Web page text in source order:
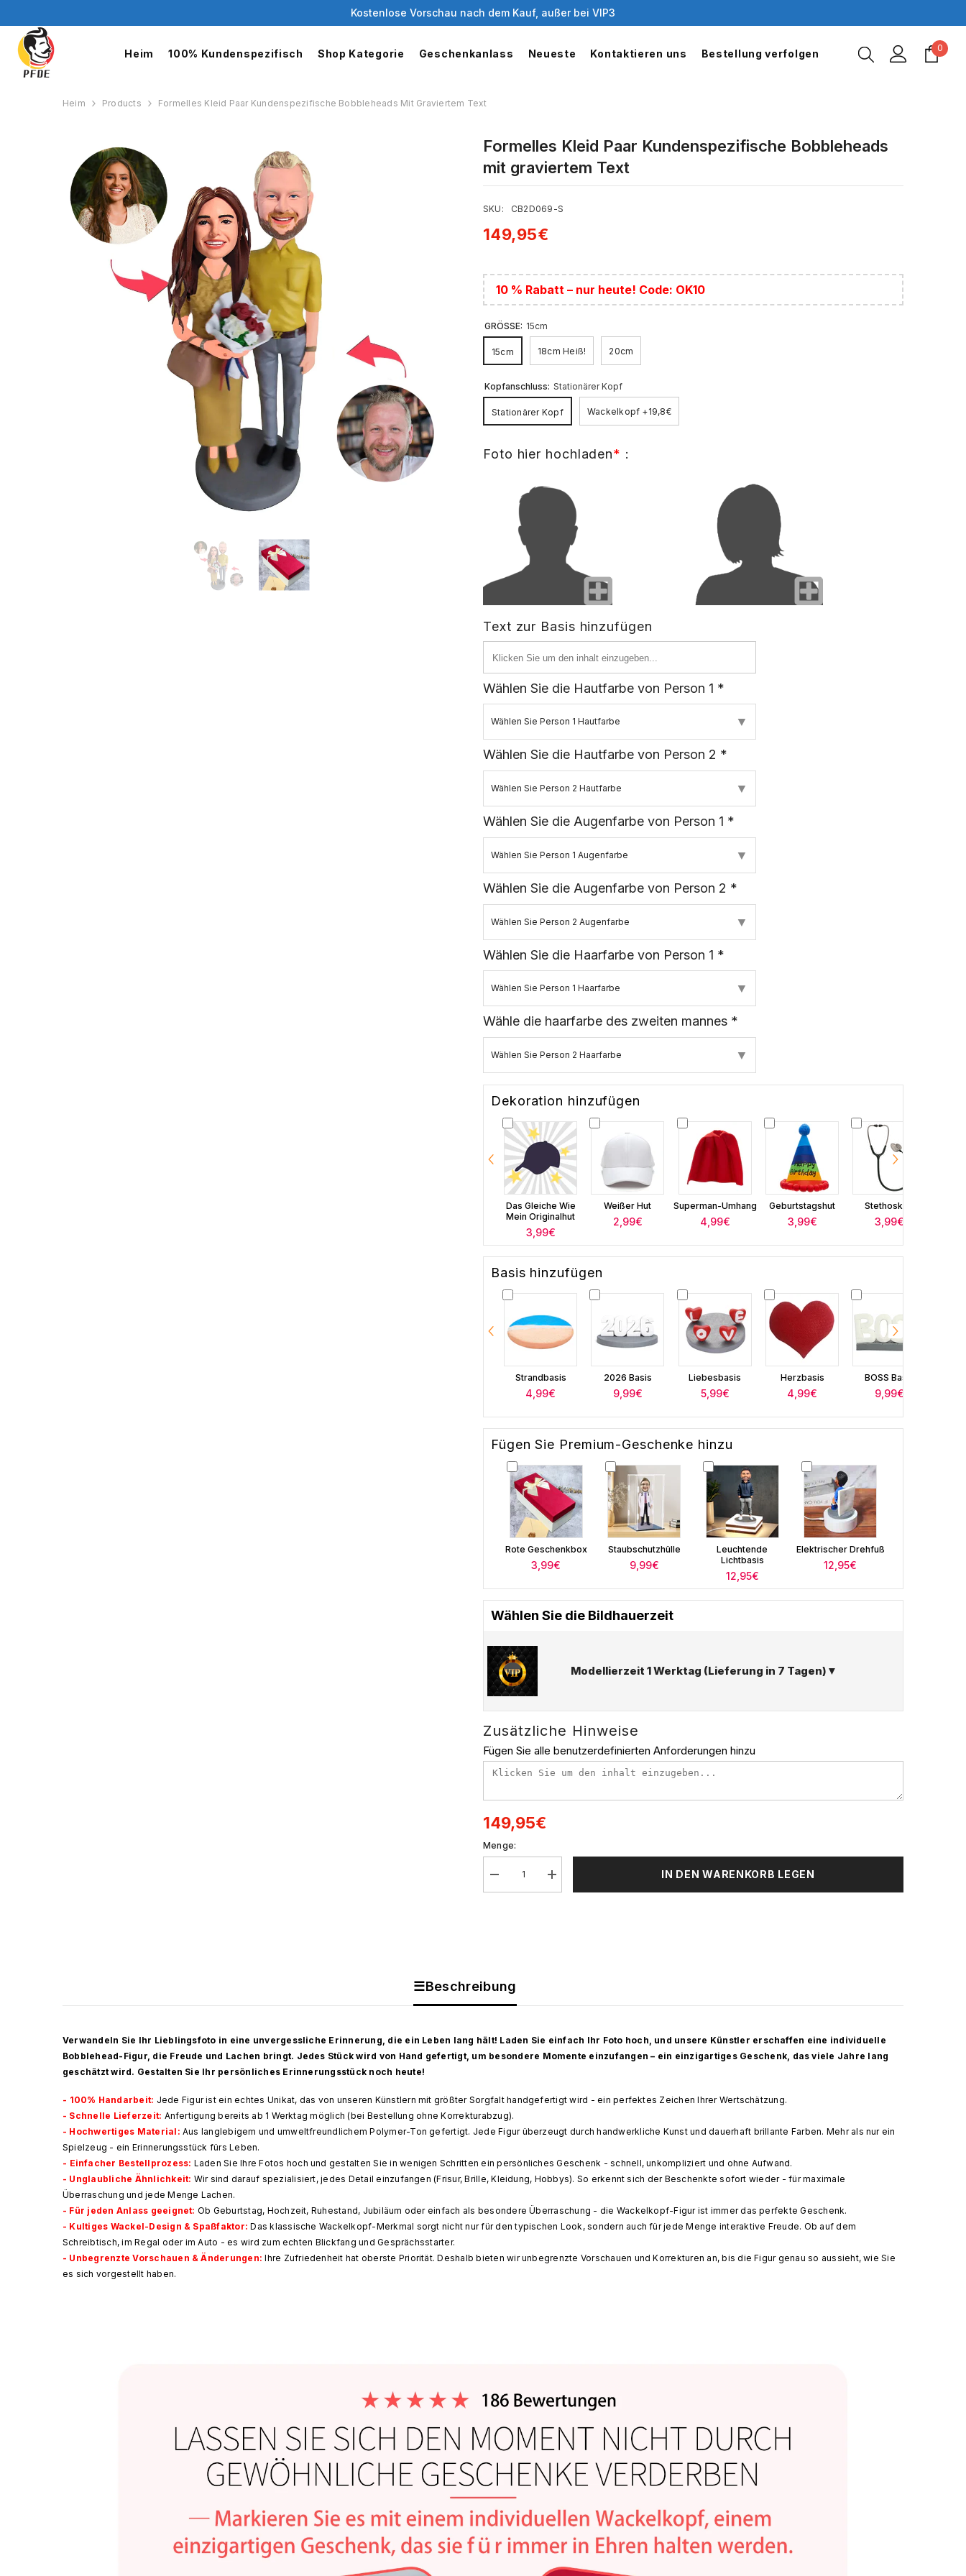
Kostenlose Vorschau nach dem Kauf, außer bei VIP3
Heim 100% Kundenspezifisch Shop Kategorie Geschenkanlass Neueste Kontaktieren uns Bestellung verfolgen 00
Heim Products Formelles Kleid Paar Kundenspezifische Bobbleheads Mit Graviertem Text
Formelles Kleid Paar Kundenspezifische Bobbleheads
mit graviertem Text
SKU: CB2D069-S
149,95€
10 % Rabatt – nur heute! Code: OK10
GRÖSSE: 15cm
15cm 18cm Heiß! 20cm
Kopfanschluss: Stationärer Kopf
Stationärer Kopf Wackelkopf +19,8€
Foto hier hochladen* :
Text zur Basis hinzufügen
Wählen Sie die Hautfarbe von Person 1 *
Wählen Sie Person 1 Hautfarbe ▼
Wählen Sie die Hautfarbe von Person 2 *
Wählen Sie Person 2 Hautfarbe ▼
Wählen Sie die Augenfarbe von Person 1 *
Wählen Sie Person 1 Augenfarbe ▼
Wählen Sie die Augenfarbe von Person 2 *
Wählen Sie Person 2 Augenfarbe ▼
Wählen Sie die Haarfarbe von Person 1 *
Wählen Sie Person 1 Haarfarbe ▼
Wähle die haarfarbe des zweiten mannes *
Wählen Sie Person 2 Haarfarbe ▼
Dekoration hinzufügen
Das Gleiche Wie
Mein Originalhut
3,99€
Weißer Hut
2,99€
Superman-Umhang
4,99€
Geburtstagshut
3,99€
Stethoskop
3,99€
Basis hinzufügen
Strandbasis
4,99€
2026 Basis
9,99€
Liebesbasis
5,99€
Herzbasis
4,99€
BOSS Basis
9,99€
Fügen Sie Premium-Geschenke hinzu
Rote Geschenkbox
3,99€
Staubschutzhülle
9,99€
Leuchtende
Lichtbasis
12,95€
Elektrischer Drehfuß
12,95€
Wählen Sie die Bildhauerzeit
Modellierzeit 1 Werktag (Lieferung in 7 Tagen)▼
Zusätzliche Hinweise
Fügen Sie alle benutzerdefinierten Anforderungen hinzu
149,95€
Menge:
Decrease
quantity
Text
Increase
quantity
IN DEN WARENKORB LEGEN
☰Beschreibung
Verwandeln Sie Ihr Lieblingsfoto in eine unvergessliche Erinnerung, die ein Leben lang hält! Laden Sie einfach Ihr Foto hoch, und unsere Künstler erschaffen eine individuelle
Bobblehead-Figur, die Freude und Lachen bringt. Jedes Stück wird von Hand gefertigt, um besondere Momente einzufangen – ein einzigartiges Geschenk, das viele Jahre lang
geschätzt wird. Gestalten Sie Ihr persönliches Erinnerungsstück noch heute!
- 100% Handarbeit: Jede Figur ist ein echtes Unikat, das von unseren Künstlern mit größter Sorgfalt handgefertigt wird - ein perfektes Zeichen Ihrer Wertschätzung.
- Schnelle Lieferzeit: Anfertigung bereits ab 1 Werktag möglich (bei Bestellung ohne Korrekturabzug).
- Hochwertiges Material: Aus langlebigem und umweltfreundlichem Polymer-Ton gefertigt. Jede Figur überzeugt durch handwerkliche Kunst und dauerhaft brillante Farben. Mehr als nur ein
Spielzeug - ein Erinnerungsstück fürs Leben.
- Einfacher Bestellprozess: Laden Sie Ihre Fotos hoch und gestalten Sie in wenigen Schritten ein persönliches Geschenk - schnell, unkompliziert und ohne Aufwand.
- Unglaubliche Ähnlichkeit: Wir sind darauf spezialisiert, jedes Detail einzufangen (Frisur, Brille, Kleidung, Hobbys). So erkennt sich der Beschenkte sofort wieder - für maximale
Überraschung und jede Menge Lachen.
- Für jeden Anlass geeignet: Ob Geburtstag, Hochzeit, Ruhestand, Jubiläum oder einfach als besondere Überraschung - die Wackelkopf-Figur ist immer das perfekte Geschenk.
- Kultiges Wackel-Design & Spaßfaktor: Das klassische Wackelkopf-Merkmal sorgt nicht nur für den typischen Look, sondern auch für jede Menge interaktive Freude. Ob auf dem
Schreibtisch, im Regal oder im Auto - es wird zum echten Blickfang und Gesprächsstarter.
- Unbegrenzte Vorschauen & Änderungen: Ihre Zufriedenheit hat oberste Priorität. Deshalb bieten wir unbegrenzte Vorschauen und Korrekturen an, bis die Figur genau so aussieht, wie Sie
es sich vorgestellt haben.